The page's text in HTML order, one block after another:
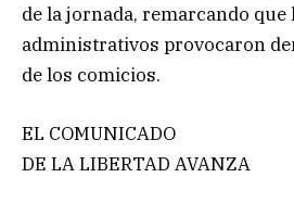
de la jornada, remarcando que
administrativos provocaron
de los comicios.
EL COMUNICADO
DE LA LIBERTAD AVANZA